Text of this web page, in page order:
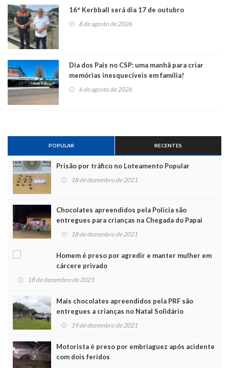
16° Kerbball será dia 17 de outubro
8 de agosto de 2026
Dia dos Pais no CSP: uma manhã para criar
memórias inesquecíveis em família!
6 de agosto de 2026
POPULAR RECENTES
Prisão por tráfico no Loteamento Popular
18 de dezembro de 2021
Chocolates apreendidos pela Polícia são
entregues para crianças na Chegada do Papai
Noel 18 de dezembro de 2021
Homem é preso por agredir e manter mulher em
cárcere privado
18 de dezembro de 2021
Mais chocolates apreendidos pela PRF são
entregues a crianças no Natal Solidário
19 de dezembro de 2021
Motorista é preso por embriaguez após acidente
com dois feridos